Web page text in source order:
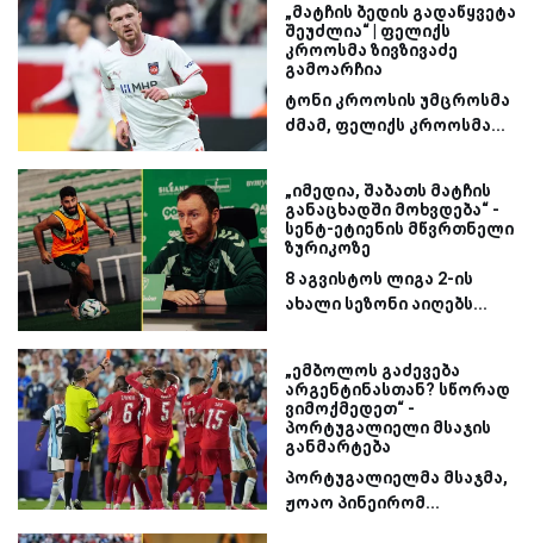
„მატჩის ბედის გადაწყვეტა
შეუძლია“ | ფელიქს
კროოსმა ზივზივაძე
გამოარჩია
ტონი კროოსის უმცროსმა
ძმამ, ფელიქს კროოსმა...
„იმედია, შაბათს მატჩის
განაცხადში მოხვდება“ -
სენტ-ეტიენის მწვრთნელი
ზურიკოზე
8 აგვისტოს ლიგა 2-ის
ახალი სეზონი აიღებს...
„ემბოლოს გაძევება
არგენტინასთან? სწორად
ვიმოქმედეთ“ -
პორტუგალიელი მსაჯის
განმარტება
პორტუგალიელმა მსაჯმა,
ჟოაო პინეირომ...